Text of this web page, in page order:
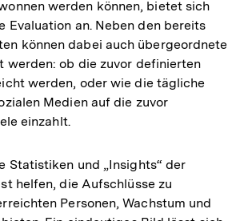
werden können, bietet sich
Evaluation an. Neben den bereits
können dabei auch übergeordnete
werden: ob die zuvor definierten
werden, oder wie die tägliche
Medien auf die zuvor
einzahlt.
Statistiken und „Insights“ der
helfen, die Aufschlüsse zu
Personen, Wachstum und